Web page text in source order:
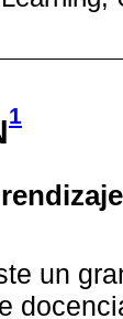
1
un